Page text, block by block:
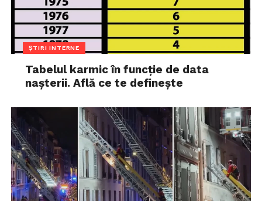
ȘTIRI INTERNE
Tabelul karmic în funcție de data
nașterii. Află ce te definește